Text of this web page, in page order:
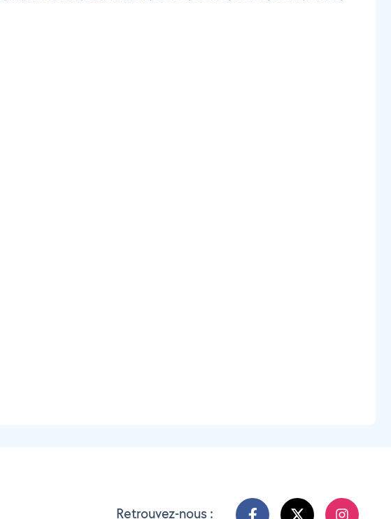
Retrouvez-nous :